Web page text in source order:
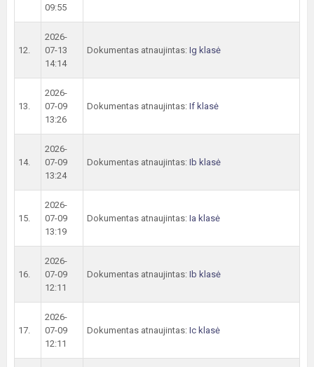
09:55
12.
2026-
07-13
14:14
Dokumentas atnaujintas: Ig klasė
13.
2026-
07-09
13:26
Dokumentas atnaujintas: If klasė
14.
2026-
07-09
13:24
Dokumentas atnaujintas: Ib klasė
15.
2026-
07-09
13:19
Dokumentas atnaujintas: Ia klasė
16.
2026-
07-09
12:11
Dokumentas atnaujintas: Ib klasė
17.
2026-
07-09
12:11
Dokumentas atnaujintas: Ic klasė